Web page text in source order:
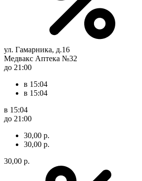
ул. Гамарника, д.16
Медвакс Аптека №32
до 21:00
в 15:04
в 15:04
в 15:04
до 21:00
30,00 р.
30,00 р.
30,00 р.